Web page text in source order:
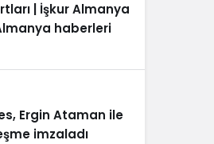
| İşkur Almanya
haberleri
Ergin Ataman ile
imzaladı